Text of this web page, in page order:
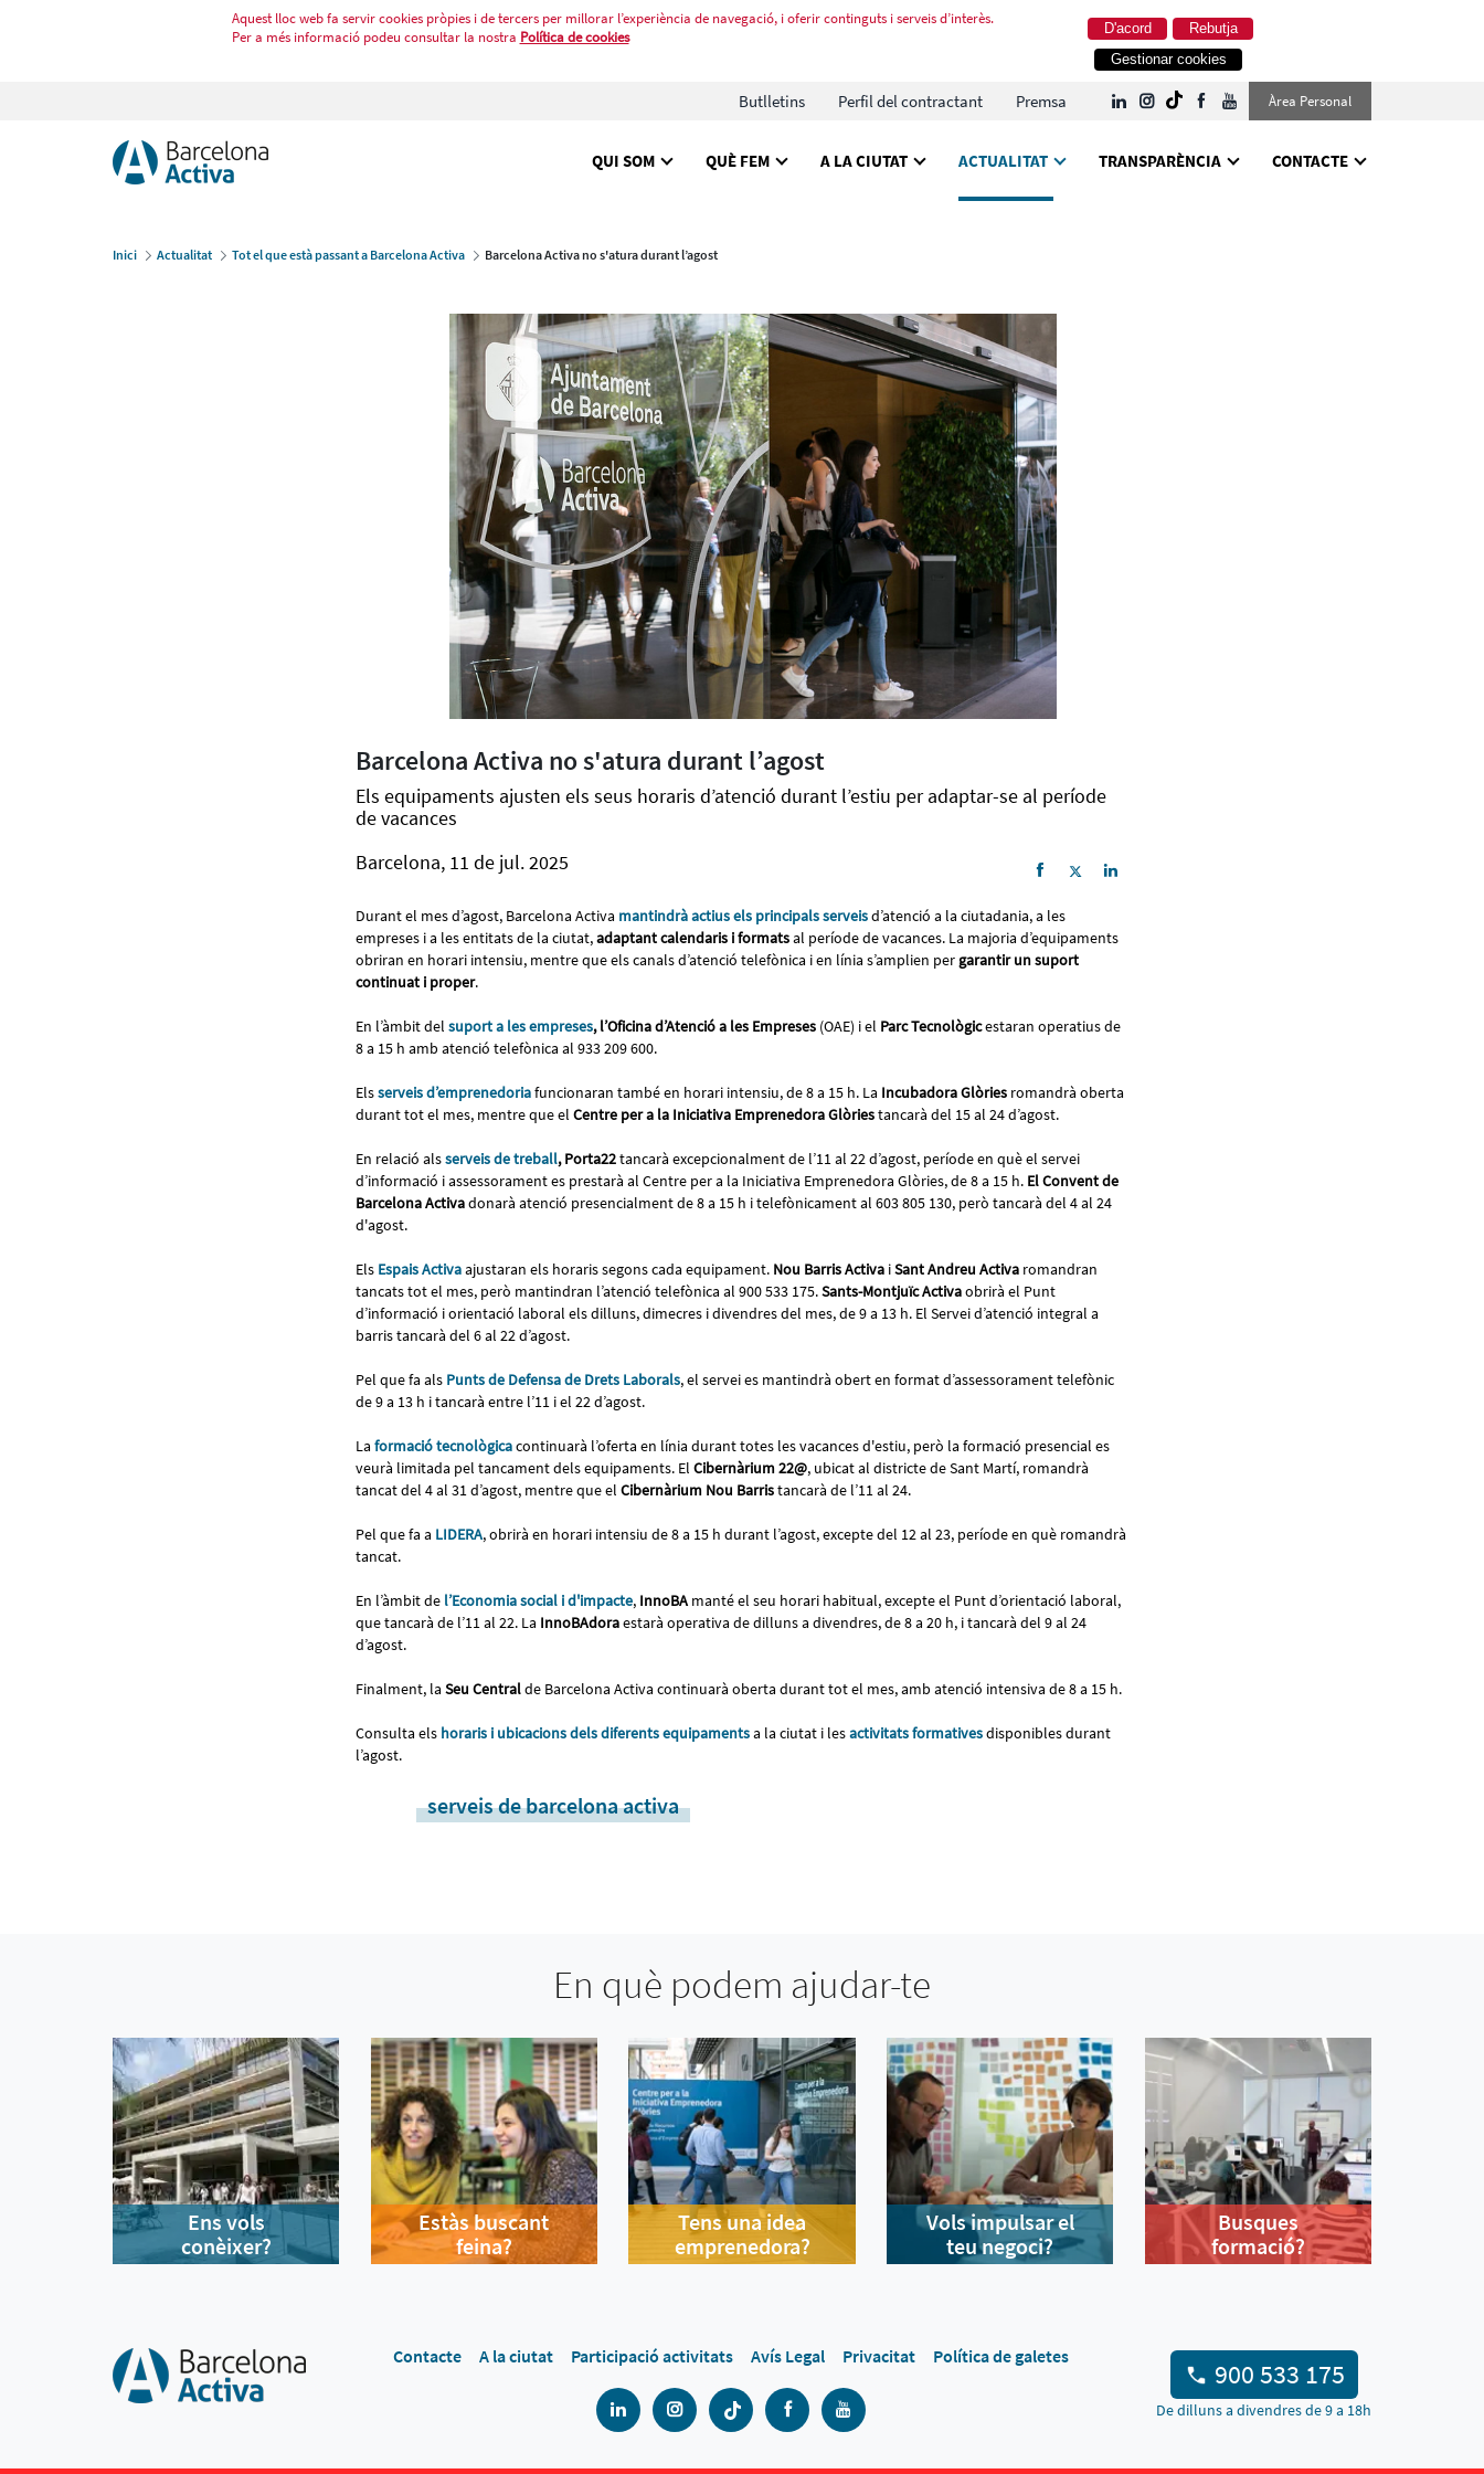
Aquest lloc web fa servir cookies pròpies i de tercers per millorar l’experiència de navegació, i oferir continguts i serveis d’interès.
Per a més informació podeu consultar la nostra Política de cookies Rebutja
D'acord
Gestionar cookies
Butlletins Perfil del contractant Premsa Àrea Personal
QUI SOM QUÈ FEM A LA CIUTAT ACTUALITAT TRANSPARÈNCIA CONTACTE
Inici Actualitat Tot el que està passant a Barcelona Activa Barcelona Activa no s'atura durant l’agost
Barcelona Activa no s'atura durant l’agost
Els equipaments ajusten els seus horaris d’atenció durant l’estiu per adaptar-se al període
de vacances
Barcelona, 11 de jul. 2025
Durant el mes d’agost, Barcelona Activa mantindrà actius els principals serveisd’atenció a la ciutadania, a les
empreses i a les entitats de la ciutat,adaptant calendaris i formatsal període de vacances. La majoria d’equipaments
obriran en horari intensiu, mentre que els canals d’atenció telefònica i en línia s’amplien per garantir un suport
continuat i proper.
En l’àmbit del suport a les empreses, l’Oficina d’Atenció a les Empreses (OAE) i el Parc Tecnològicestaran operatius de
8 a 15 h amb atenció telefònica al 933 209 600.
Elsserveis d’emprenedoriafuncionaran també en horari intensiu, de 8 a 15 h. La Incubadora Glòries romandrà oberta
durant tot el mes, mentre que el Centre per a la Iniciativa Emprenedora Glòriestancarà del 15 al 24 d’agost.
En relació alsserveis de treball, Porta22tancarà excepcionalment de l’11 al 22 d’agost, període en què el servei
d’informació i assessorament es prestarà al Centre per a la Iniciativa Emprenedora Glòries, de 8 a 15 h. El Convent de
Barcelona Activadonarà atenció presencialment de 8 a 15 h i telefònicament al 603 805 130, però tancarà del 4 al 24
d'agost.
Els Espais Activaajustaran els horaris segons cada equipament. Nou Barris Activa iSant Andreu Activa romandran
tancats tot el mes, però mantindran l’atenció telefònica al 900 533 175.Sants-Montjuïc Activaobrirà el Punt
d’informació i orientació laboral els dilluns, dimecres i divendres del mes, de 9 a 13 h. El Servei d’atenció integral a
barris tancarà del 6 al 22 d’agost.
Pel que fa als Punts de Defensa de Drets Laborals, el servei es mantindrà obert en format d’assessorament telefònic
de 9 a 13 h i tancarà entre l’11 i el 22 d’agost.
La formació tecnològicacontinuarà l’oferta en línia durant totes les vacances d'estiu, però la formació presencial es
veurà limitada pel tancament dels equipaments. El Cibernàrium 22@, ubicat al districte de Sant Martí, romandrà
tancat del 4 al 31 d’agost, mentre que el Cibernàrium Nou Barristancarà de l’11 al 24.
Pel que fa a LIDERA, obrirà en horari intensiu de 8 a 15 h durant l’agost, excepte del 12 al 23, període en què romandrà
tancat.
En l’àmbit de l’Economia social i d'impacte, InnoBA manté el seu horari habitual, excepte el Punt d’orientació laboral,
que tancarà de l’11 al 22. La InnoBAdoraestarà operativa de dilluns a divendres, de 8 a 20 h, i tancarà del 9 al 24
d’agost.
Finalment, la Seu Centralde Barcelona Activa continuarà oberta durant tot el mes, amb atenció intensiva de 8 a 15 h.
Consulta els horaris i ubicacions dels diferents equipamentsa la ciutat i lesactivitats formativesdisponibles durant
l’agost.
serveis de barcelona activa
En què podem ajudar-te
Ens vols
conèixer?
Estàs buscant
feina?
Tens una idea
emprenedora?
Vols impulsar el
teu negoci?
Busques
formació?
Contacte A la ciutat Participació activitats Avís Legal Privacitat Política de galetes
900 533 175
De dilluns a divendres de 9 a 18h